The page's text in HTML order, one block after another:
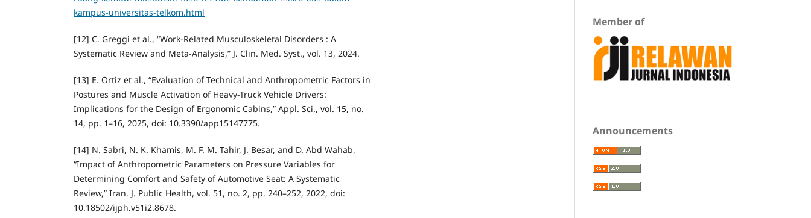
kampus-universitas-telkom.html
[12] C. Greggi et al., “Work-Related Musculoskeletal Disorders : A
Systematic Review and Meta-Analysis,” J. Clin. Med. Syst., vol. 13, 2024.
[13] E. Ortiz et al., “Evaluation of Technical and Anthropometric Factors in
Postures and Muscle Activation of Heavy-Truck Vehicle Drivers:
Implications for the Design of Ergonomic Cabins,” Appl. Sci., vol. 15, no.
14, pp. 1–16, 2025, doi: 10.3390/app15147775.
[14] N. Sabri, N. K. Khamis, M. F. M. Tahir, J. Besar, and D. Abd Wahab,
“Impact of Anthropometric Parameters on Pressure Variables for
Determining Comfort and Safety of Automotive Seat: A Systematic
Review,” Iran. J. Public Health, vol. 51, no. 2, pp. 240–252, 2022, doi:
10.18502/ijph.v51i2.8678.
Member of
Announcements